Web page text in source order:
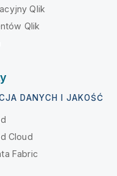
Qlik
Qlik
DANYCH I JAKOŚĆ
Cloud
Fabric